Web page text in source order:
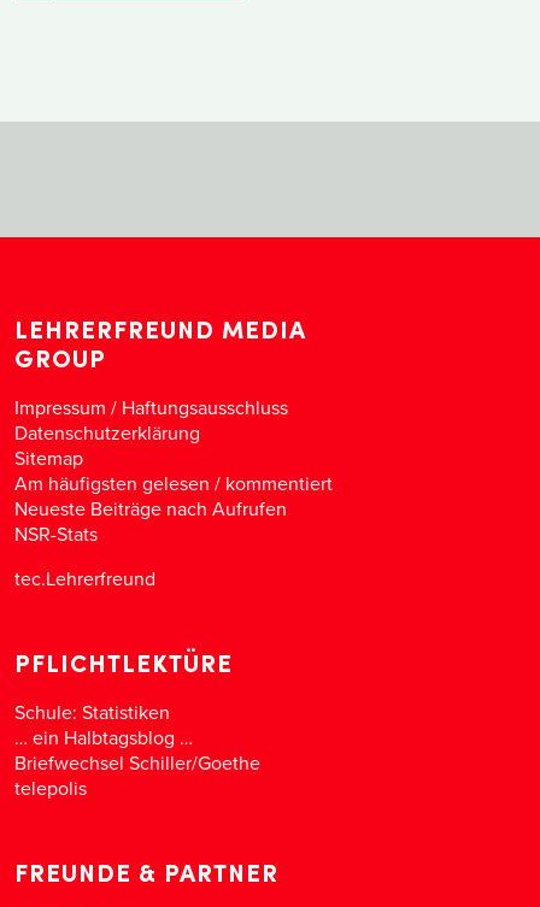
LEHRERFREUND MEDIA
GROUP
Impressum / Haftungsausschluss
Datenschutzerklärung
Sitemap
Am häufigsten gelesen / kommentiert
Neueste Beiträge nach Aufrufen
NSR-Stats
tec.Lehrerfreund
PFLICHTLEKTÜRE
Schule: Statistiken
… ein Halbtagsblog …
Briefwechsel Schiller/Goethe
telepolis
FREUNDE & PARTNER